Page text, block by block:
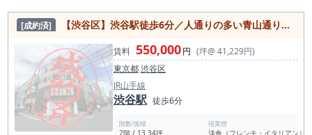
[成約済] 【渋谷区】渋谷駅徒歩6分／人通りの多い青山通り至近エリア／イタリアン居抜き物件／13.34坪
賃料 550,000円 (坪@ 41,229円)
東京都渋谷区
JR山手線
渋谷駅 徒歩6分
階数/面積
2階 / 13.34坪
現業態
洋食（フレンチ・イタリアン）